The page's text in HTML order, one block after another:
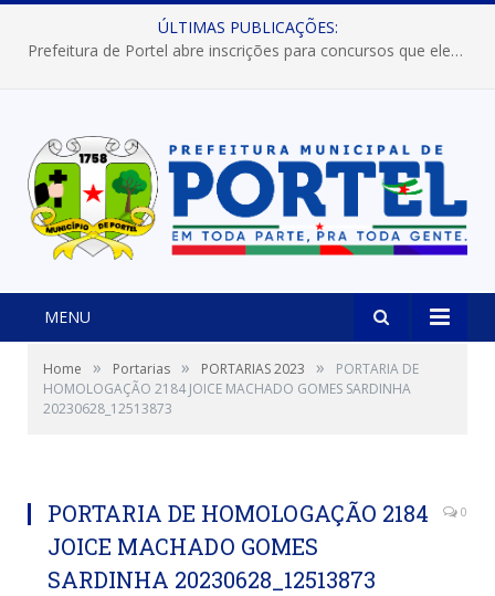
ÚLTIMAS PUBLICAÇÕES:
Prefeitura de Portel abre inscrições para concursos que elegerão os destaques do Verão 2026
MENU
Home » Portarias » PORTARIAS 2023 »
PORTARIA DE
HOMOLOGAÇÃO 2184 JOICE MACHADO GOMES SARDINHA
20230628_12513873
PORTARIA DE HOMOLOGAÇÃO 2184
JOICE MACHADO GOMES
SARDINHA 20230628_12513873
0